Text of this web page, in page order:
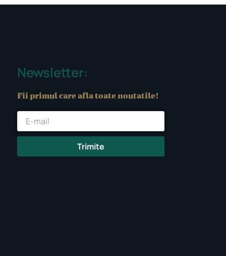
Newsletter:
Fii primul care afla toate noutatile!
Trimite